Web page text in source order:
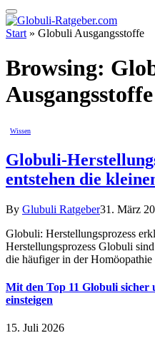
Start » Globuli Ausgangsstoffe
Browsing:
Ausgangsstoffe
Wissen
Globuli-
entstehen die
By Glubuli Ratgeber31. März
Globuli: Herstellungsprozess
Herstellungsprozess Globuli
die häufiger in der
Mit den Top 11 Globuli
einsteigen
15. Juli 2026